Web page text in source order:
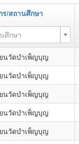
ร/สถานศึกษา
ศึกษา
นวัดบำเพ็ญบุญ
นวัดบำเพ็ญบุญ
นวัดบำเพ็ญบุญ
นวัดบำเพ็ญบุญ
นวัดบำเพ็ญบุญ